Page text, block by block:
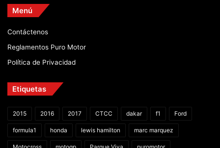
Menú
Contáctenos
Reglamentos Puro Motor
Política de Privacidad
Etiquetas
2015 2016 2017 CTCC dakar f1 Ford
formula1 honda lewis hamilton marc marquez